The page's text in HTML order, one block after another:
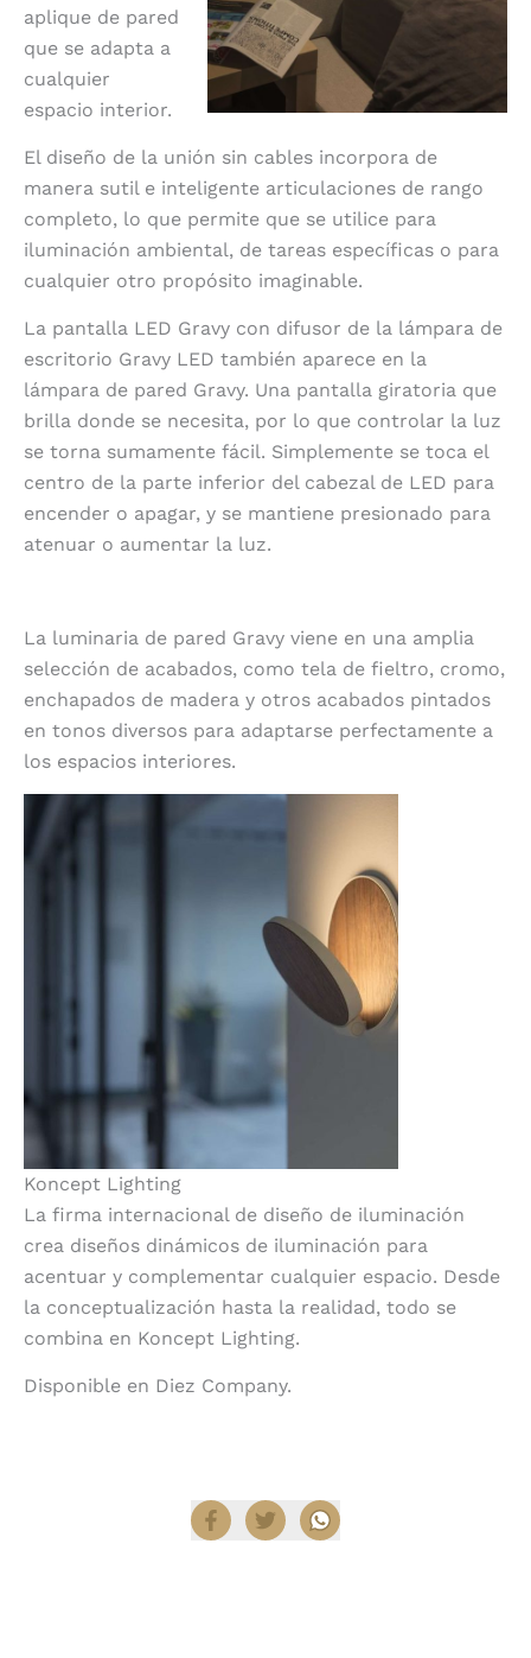
aplique de pared
que se adapta a
cualquier
espacio interior.
El diseño de la unión sin cables incorpora de
manera sutil e inteligente articulaciones de rango
completo, lo que permite que se utilice para
iluminación ambiental, de tareas específicas o para
cualquier otro propósito imaginable.
La pantalla LED Gravy con difusor de la lámpara de
escritorio Gravy LED también aparece en la
lámpara de pared Gravy. Una pantalla giratoria que
brilla donde se necesita, por lo que controlar la luz
se torna sumamente fácil. Simplemente se toca el
centro de la parte inferior del cabezal de LED para
encender o apagar, y se mantiene presionado para
atenuar o aumentar la luz.
La luminaria de pared Gravy viene en una amplia
selección de acabados, como tela de fieltro, cromo,
enchapados de madera y otros acabados pintados
en tonos diversos para adaptarse perfectamente a
los espacios interiores.
Koncept Lighting
La firma internacional de diseño de iluminación
crea diseños dinámicos de iluminación para
acentuar y complementar cualquier espacio. Desde
la conceptualización hasta la realidad, todo se
combina en Koncept Lighting.
Disponible en Diez Company.